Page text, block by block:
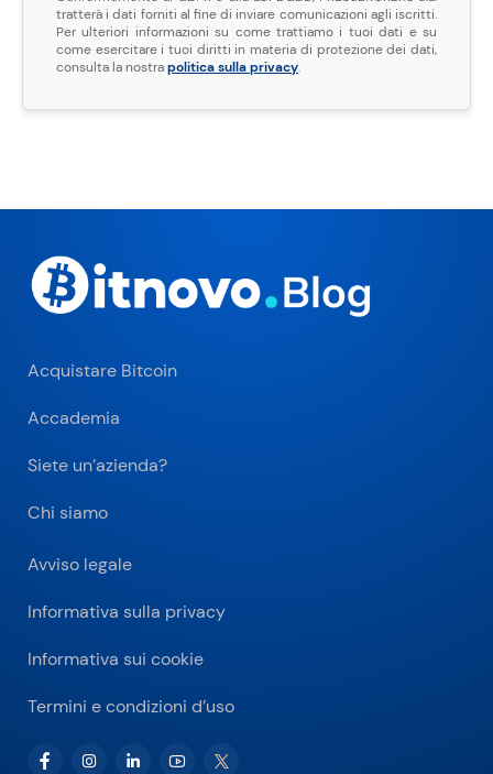
tratterà i dati forniti al fine di inviare comunicazioni agli iscritti.
Per ulteriori informazioni su come trattiamo i tuoi dati e su
come esercitare i tuoi diritti in materia di protezione dei dati,
consulta la nostrapolitica sulla privacy.
Acquistare Bitcoin
Accademia
Siete un’azienda?
Chi siamo
Avviso legale
Informativa sulla privacy
Informativa sui cookie
Termini e condizioni d’uso